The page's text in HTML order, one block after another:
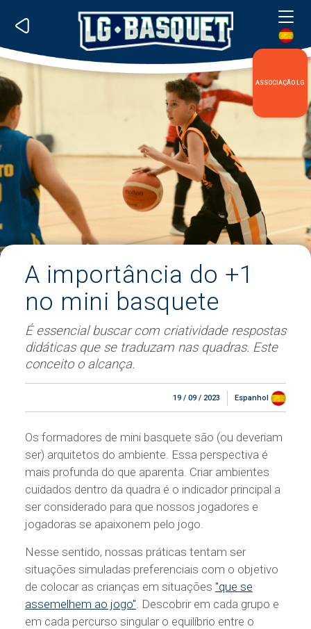
ASSOCIAÇÃO LG
A importância do +1
no mini basquete
É essencial buscar com criatividade respostas
didáticas que se traduzam nas quadras. Este
conceito o alcança.
19 / 09 / 2023 Espanhol
Os formadores de mini basquete são (ou deveriam
ser) arquitetos do ambiente. Essa perspectiva é
mais profunda do que aparenta. Criar ambientes
cuidados dentro da quadra é o indicador principal a
ser considerado para que nossos jogadores e
jogadoras se apaixonem pelo jogo.
Nesse sentido, nossas práticas tentam ser
situações simuladas preferenciais com o objetivo
de colocar as crianças em situações "que se
assemelhem ao jogo" . Descobrir em cada grupo e
em cada percurso singular o equilíbrio entre o